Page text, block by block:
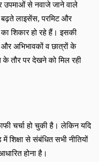
उपमाओं से नवाजे जाने वाले
बढ़ते लाइसेंस,परमिट और
शिकार हो रहे हैं। इसकी
अभिभावकों व छात्रों के
के तौर पर देखने को मिल रही
चर्चा हो चुकी है। लेकिन यदि
से संबंधित सभी नीतियों
होना है।